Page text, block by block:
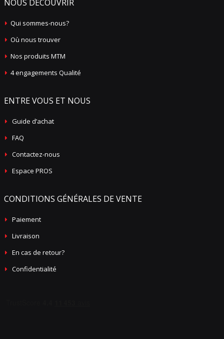
NOUS DÉCOUVRIR
Qui sommes-nous?
Où nous trouver
Nos produits MTM
4 engagements Qualité
ENTRE VOUS ET NOUS
Guide d’achat
FAQ
Contactez-nous
Espace PROS
CONDITIONS GÉNÉRALES DE VENTE
Paiement
Livraison
En cas de retour?
Confidentialité